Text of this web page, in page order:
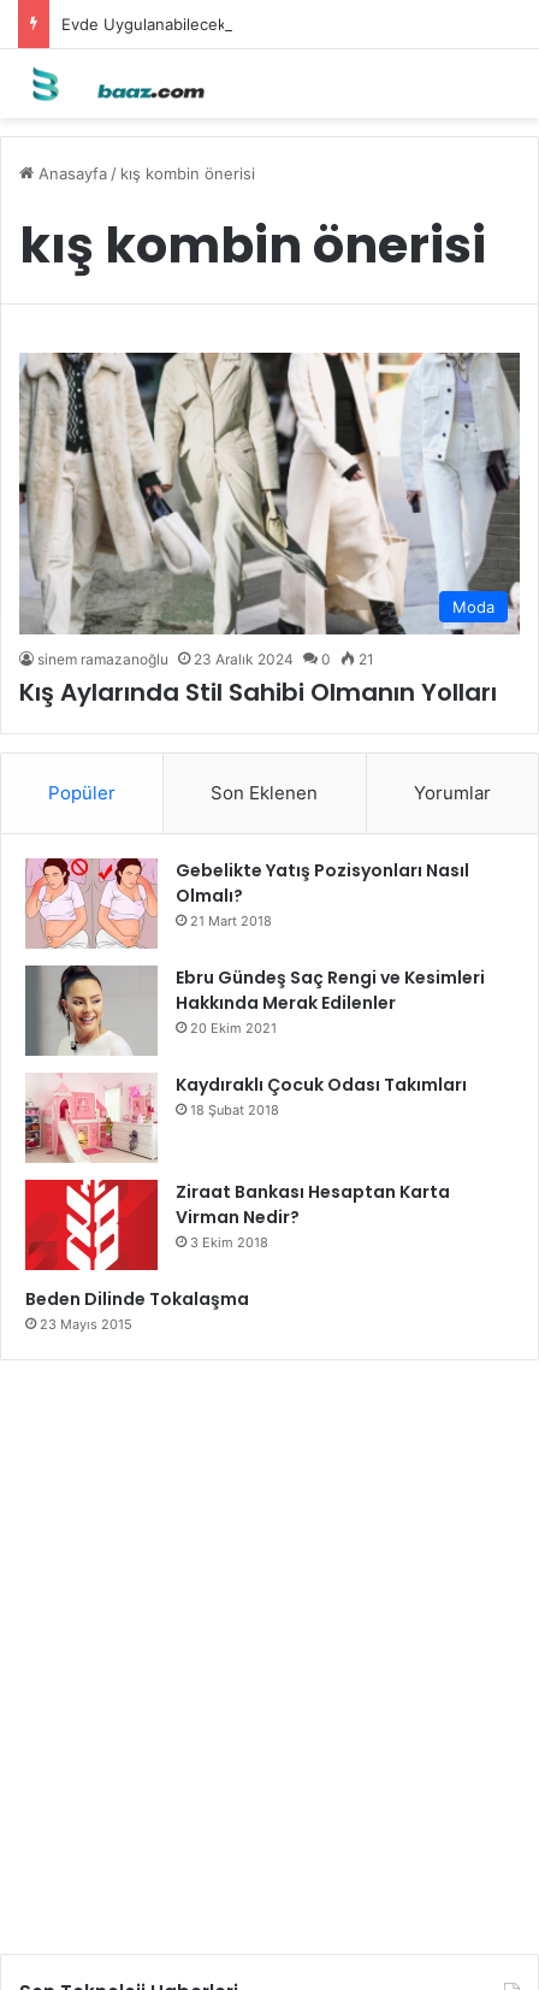
Evde Uygulanabilecek Leke Karşıtı Maskeler
Anasayfa / kış kombin önerisi
kış kombin önerisi
Moda
sinem ramazanoğlu 23 Aralık 2024 0 21
Kış Aylarında Stil Sahibi Olmanın Yolları
Popüler Son Eklenen Yorumlar
Gebelikte Yatış Pozisyonları Nasıl
Olmalı?
21 Mart 2018
Ebru Gündeş Saç Rengi ve Kesimleri
Hakkında Merak Edilenler
20 Ekim 2021
Kaydıraklı Çocuk Odası Takımları
18 Şubat 2018
Ziraat Bankası Hesaptan Karta
Virman Nedir?
3 Ekim 2018
Beden Dilinde Tokalaşma
23 Mayıs 2015